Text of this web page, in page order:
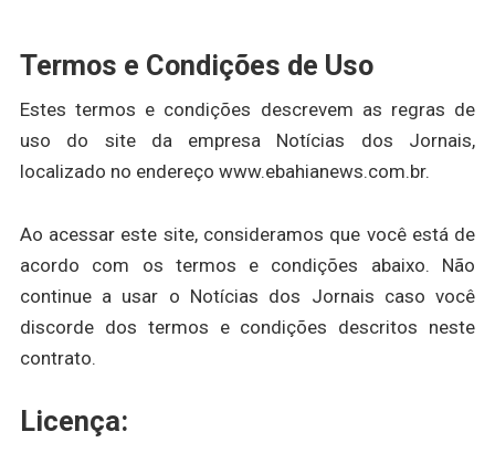
Termos e Condições de Uso
Estes termos e condições descrevem as regras de
uso do site da empresa Notícias dos Jornais,
localizado no endereço www.ebahianews.com.br.
Ao acessar este site, consideramos que você está de
acordo com os termos e condições abaixo. Não
continue a usar o Notícias dos Jornais caso você
discorde dos termos e condições descritos neste
contrato.
Licença: